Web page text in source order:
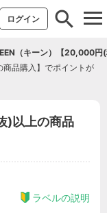
ログイン
（キーン）【20,000円
品購入】でポイントが
)以上の商品
ラベルの説明